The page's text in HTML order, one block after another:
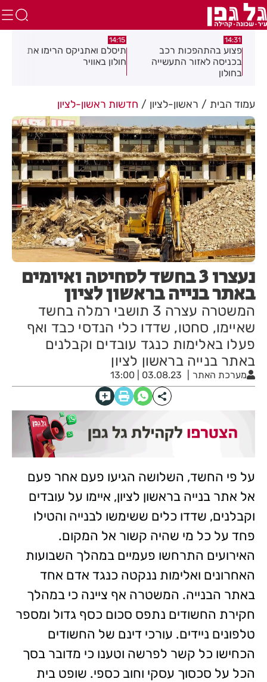
14:31
פצוע בהתהפכות רכב
בכניסה לאזור התעשייה
בחולון
14:15
תיסלם ואתניקס הרימו את
חולון באוויר
עמוד הבית ראשון-לציון חדשות ראשון-לציון
נעצרו 3 בחשד לסחיטה ואיומים
באתר בנייה בראשון לציון
המשטרה עצרה 3 תושבי רמלה בחשד
שאיימו, סחטו, שדדו כלי הנדסי כבד ואף
פעלו באלימות כנגד עובדים וקבלנים
באתר בנייה בראשון לציון
מערכת האתר 03.08.23 | 13:00
על פי החשד, השלושה הגיעו פעם אחר פעם
אל אתר בנייה בראשון לציון, איימו על עובדים
וקבלנים, שדדו כלים ששימשו לבנייה והטילו
פחד על כל מי שהיה קשור אל המקום.
האירועים התרחשו פעמיים במהלך השבועות
האחרונים ואלימות ננקטה כנגד אדם אחד
באתר הבנייה. המשטרה אף ציינה כי במהלך
חקירת החשודים נתפס סכום כסף גדול ומספר
טלפונים ניידים. עורכי דינם של החשודים
הכחישו כל קשר לפרשה וטענו כי מדובר בסך
הכל על סכסוך עסקי וחוב כספי. שופט בית